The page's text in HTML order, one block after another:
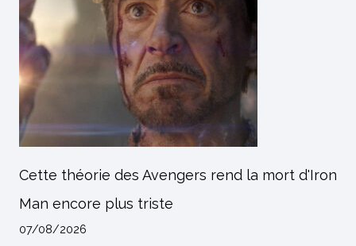
Cette théorie des Avengers rend la mort d'Iron
Man encore plus triste
07/08/2026